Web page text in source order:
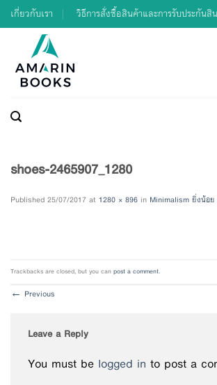
Skip
to
เกี่ยวกับเรา วิธีการสั่งซื้อสินค้าและการรับประกันสิ
shoes-2465907_1280
Published 25/07/2017 at 1280 × 896 in Minimalism ยิ่งน้อ
Trackbacks are closed, but you canpost a comment.
← Previous
Leave a Reply
You must be logged in to post a